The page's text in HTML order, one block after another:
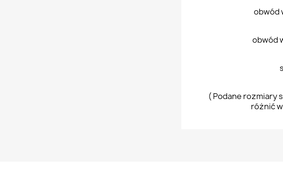
obwód
obwód
( Podane rozmiary
różnić